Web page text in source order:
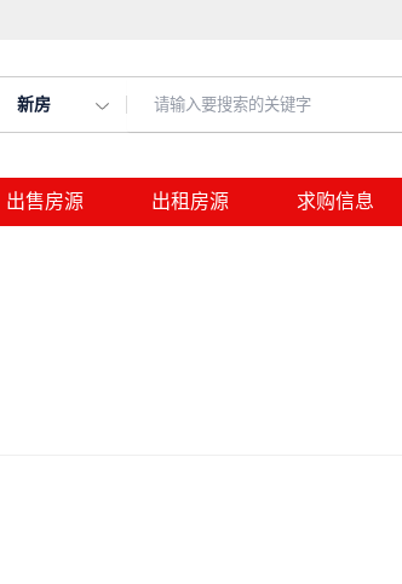
新房
出售房源 出租房源 求购信息